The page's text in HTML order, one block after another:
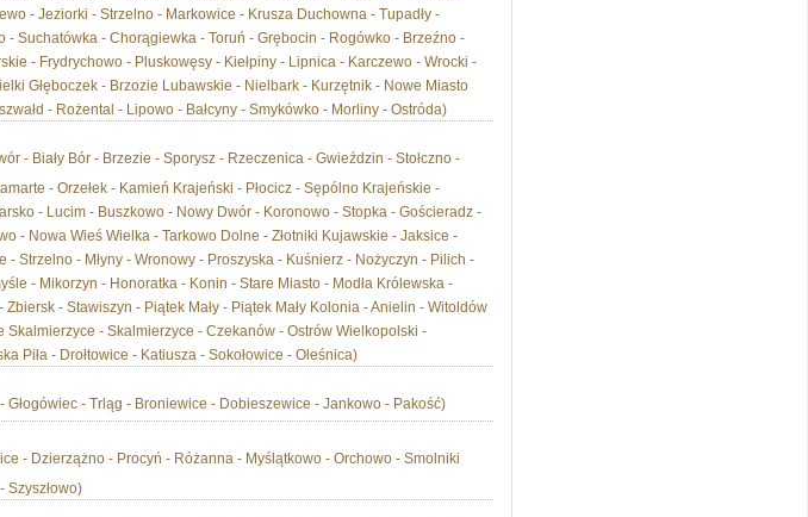
- Jeziorki - Strzelno - Markowice - Krusza Duchowna - Tupadły -
- Suchatówka - Chorągiewka - Toruń - Grębocin - Rogówko - Brzeźno -
- Frydrychowo - Pluskowęsy - Kiełpiny - Lipnica - Karczewo - Wrocki -
Głęboczek - Brzozie Lubawskie - Nielbark - Kurzętnik - Nowe Miasto
- Rożental - Lipowo - Bałcyny - Smykówko - Morliny - Ostróda)
- Biały Bór - Brzezie - Sporysz - Rzeczenica - Gwieździn - Stołczno -
- Orzełek - Kamień Krajeński - Płocicz - Sępólno Krajeńskie -
- Lucim - Buszkowo - Nowy Dwór - Koronowo - Stopka - Gościeradz -
- Nowa Wieś Wielka - Tarkowo Dolne - Złotniki Kujawskie - Jaksice -
Strzelno - Młyny - Wronowy - Proszyska - Kuśnierz - Nożyczyn - Pilich -
- Mikorzyn - Honoratka - Konin - Stare Miasto - Modła Królewska -
- Stawiszyn - Piątek Mały - Piątek Mały Kolonia - Anielin - Witoldów
- Skalmierzyce - Czekanów - Ostrów Wielkopolski -
Piła - Drołtowice - Katiusza - Sokołowice - Oleśnica)
Głogówiec - Trląg - Broniewice - Dobieszewice - Jankowo - Pakość)
- Dzierzążno - Procyń - Różanna - Myślątkowo - Orchowo - Smolniki
Szyszłowo)